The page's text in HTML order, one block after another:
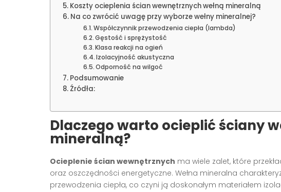
Koszty ocieplenia ścian wewnętrznych wełną mineralną
Na co zwrócić uwagę przy wyborze wełny mineralnej?
Współczynnik przewodzenia ciepła (lambda)
Gęstość i sprężystość
Klasa reakcji na ogień
Izolacyjność akustyczna
Odporność na wilgoć
Podsumowanie
Źródła:
Dlaczego warto ocieplić ściany
mineralną?
Ocieplenie ścian wewnętrznych ma wiele zalet, które
oraz oszczędności energetyczne. Wełna mineralna
przewodzenia ciepła, co czyni ją doskonałym materiałem